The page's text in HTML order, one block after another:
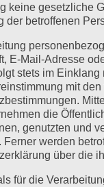
keine gesetzliche
der betroffenen
E-Mail-Adresse
stets im
mit
die
genutzten und
Ferner werden
über die
für die